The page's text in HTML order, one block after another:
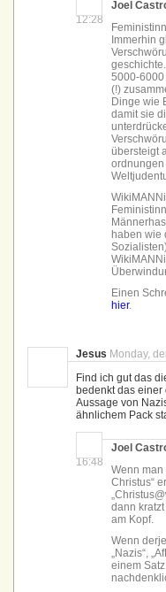
Joel
12:28
Immerhin
5000-6000
(!)
Dinge wie
damit sie
übersteigt
haben wie
Einen
hier.
Jesus Monday,
Find ich gut das
bedenkt das einer
Aussage von
ähnlichem Pack
Joel
16:48
Wenn man
Christus“
dann
am Kopf.
Wenn
„Nazis“,
einem